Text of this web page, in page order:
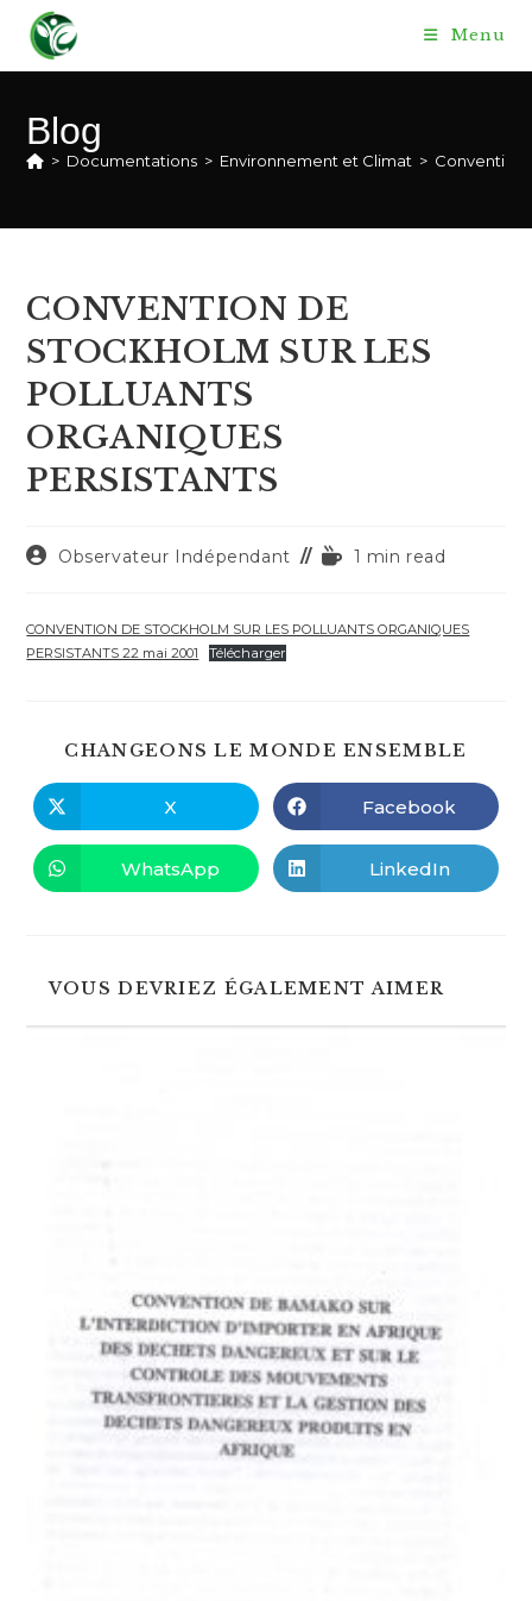
content
Menu
Blog
> Documentations > Environnement et Climat > Conventions
CONVENTION DE
STOCKHOLM SUR LES
POLLUANTS
ORGANIQUES
PERSISTANTS
Auteur/autrice
publication :
Observateur Indépendant
Temps1 min read
CONVENTION DE STOCKHOLM SUR LES POLLUANTS ORGANIQUES
PERSISTANTS 22 mai 2001
Télécharger
CHANGEONS LE MONDE ENSEMBLE
Ouvrir
dans
une
autre
fenêtre
X Ouvrir
dans
une
autre
fenêtre
Facebook
Ouvrir
dans
WhatsApp Ouvrir
dans
LinkedIn
VOUS DEVRIEZ ÉGALEMENT AIMER